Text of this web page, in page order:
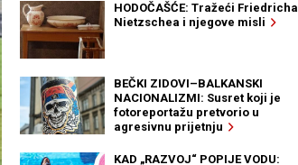
HODOČAŠĆE: Tražeći Friedricha
Nietzschea i njegove misli
BEČKI ZIDOVI–BALKANSKI
NACIONALIZMI: Susret koji je
fotoreportažu pretvorio u
agresivnu prijetnju
KAD „RAZVOJ“ POPIJE VODU: